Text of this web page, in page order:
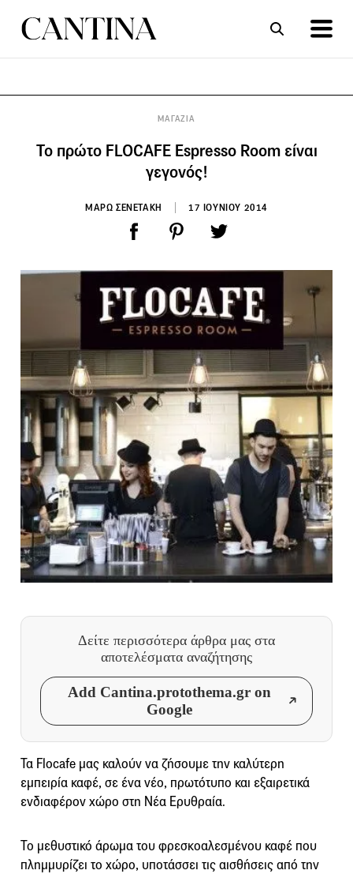
ΜΑΓΑΖΙΑ
Το πρώτο FLOCAFE Espresso Room είναι
γεγονός!
ΜΑΡΩ ΣΕΝΕΤΑΚΗ 17 ΙΟΥΝΙΟΥ 2014
Δείτε περισσότερα άρθρα μας στα
αποτελέσματα αναζήτησης
Add Cantina.protothema.gr on
Google
Τα Flocafe μας καλούν να ζήσουμε την καλύτερη
εμπειρία καφέ, σε ένα νέο, πρωτότυπο και εξαιρετικά
ενδιαφέρον χώρο στη Νέα Ερυθραία.
Το μεθυστικό άρωμα του φρεσκοαλεσμένου καφέ που
πλημμυρίζει το χώρο, υποτάσσει τις αισθήσεις από την